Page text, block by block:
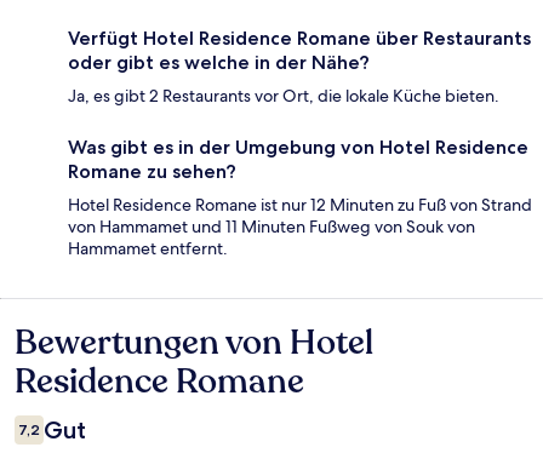
Verfügt Hotel Residence Romane über Restaurants
oder gibt es welche in der Nähe?
Ja, es gibt 2 Restaurants vor Ort, die lokale Küche bieten.
Was gibt es in der Umgebung von Hotel Residence
Romane zu sehen?
Hotel Residence Romane ist nur 12 Minuten zu Fuß von Strand
von Hammamet und 11 Minuten Fußweg von Souk von
Hammamet entfernt.
Bewertungen
Bewertungen von Hotel
Residence Romane
7,2 Gut